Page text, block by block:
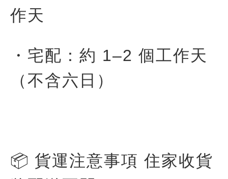
作天
・宅配：約 1–2 個工作天
（不含六日）
📦 貨運注意事項 住家收貨